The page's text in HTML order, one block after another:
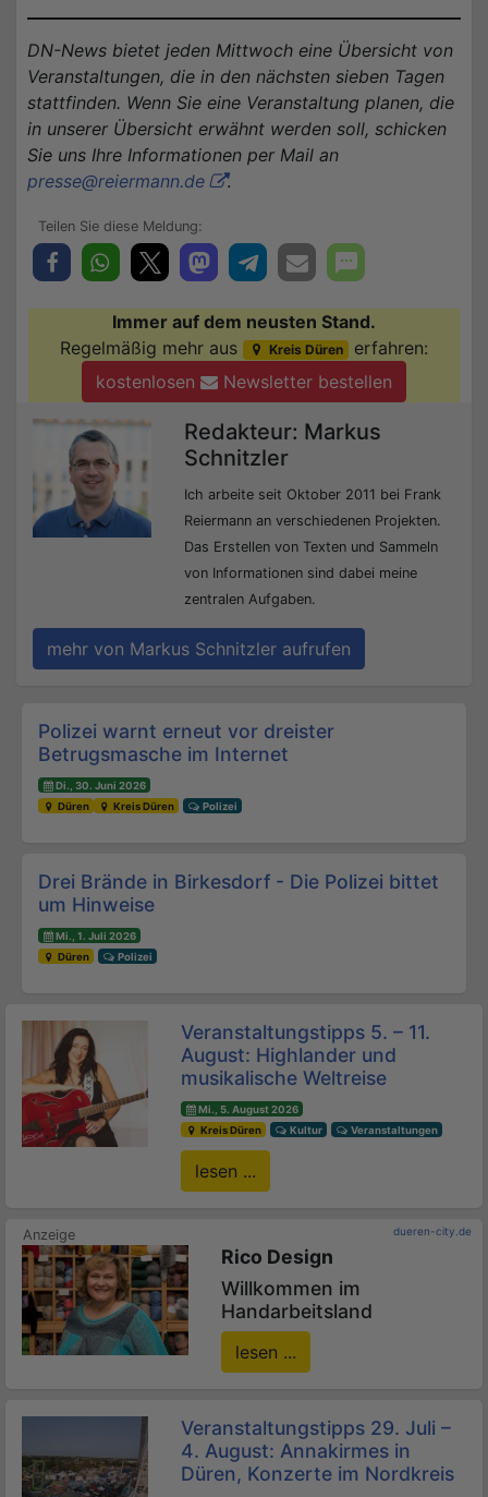
DN-News bietet jeden Mittwoch eine Übersicht von
Veranstaltungen, die in den nächsten sieben Tagen
stattfinden. Wenn Sie eine Veranstaltung planen, die
in unserer Übersicht erwähnt werden soll, schicken
Sie uns Ihre Informationen per Mail an
presse@reiermann.de
.
Immer auf dem neusten Stand.
Regelmäßig mehr aus
Kreis Düren erfahren:
kostenlosen
Newsletter bestellen
Redakteur: Markus
Schnitzler
Ich arbeite seit Oktober 2011 bei Frank
Reiermann an verschiedenen Projekten.
Das Erstellen von Texten und Sammeln
von Informationen sind dabei meine
zentralen Aufgaben.
mehr von Markus Schnitzler aufrufen
Beitrags-Navigation
Polizei warnt erneut vor dreister
Betrugsmasche im Internet
Di., 30. Juni 2026
Düren
Kreis Düren Polizei
Drei Brände in Birkesdorf - Die Polizei bittet
um Hinweise
Mi., 1. Juli 2026
Düren
Polizei
Veranstaltungstipps 5. – 11.
August: Highlander und
musikalische Weltreise
Mi., 5. August 2026
Kreis Düren
Kultur Veranstaltungen
lesen ...
dueren-city.de
Rico Design
Willkommen im
Handarbeitsland
lesen ...
Veranstaltungstipps 29. Juli –
4. August: Annakirmes in
Düren, Konzerte im Nordkreis